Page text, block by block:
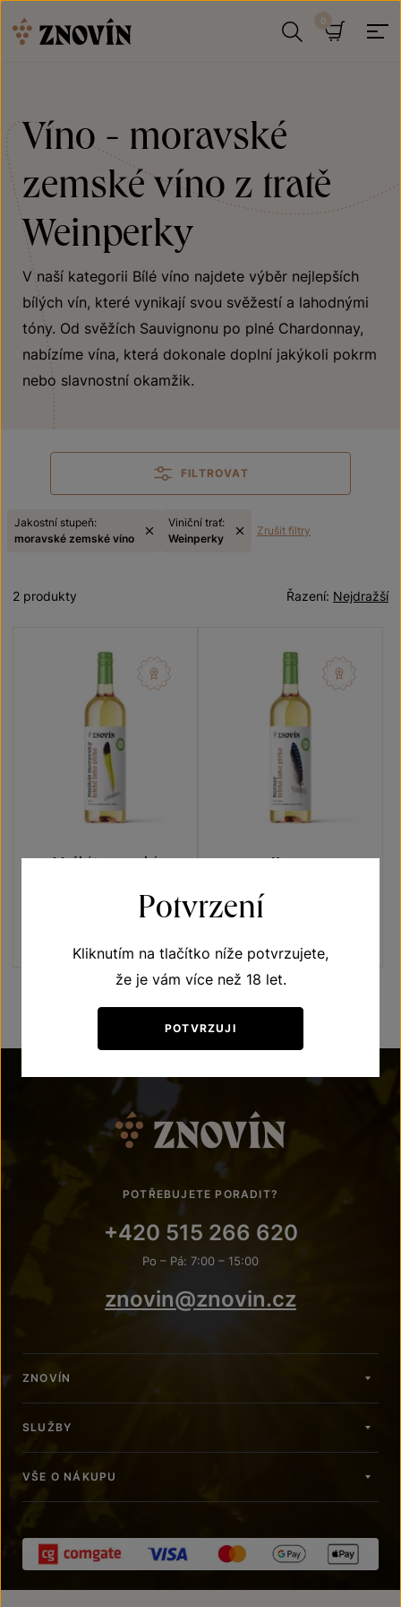
Víno - moravské
zemské víno z tratě
Weinperky
V naší kategorii Bílé víno najdete výběr nejlepších
bílých vín, které vynikají svou svěžestí a lahodnými
tóny. Od svěžích Sauvignonu po plné Chardonnay,
nabízíme vína, která dokonale doplní jakýkoli pokrm
nebo slavnostní okamžik.
FILTROVAT
Jakostní stupeň:
moravské zemské víno
Viniční trať:
Weinperky
Zrušit filtry
Nejdražší
Řazení:
2 produkty
Muškát moravský
moravské zemské víno 2025
130Kč
Kerner
moravské zemské víno 2025
130 Kč
POTŘEBUJETE PORADIT?
+420 515 266 620
Po – Pá: 7:00 – 15:00
znovin@znovin.cz
ZNOVÍN
SLUŽBY
VŠE O NÁKUPU
Potvrzení
Kliknutím na tlačítko níže potvrzujete,
že je vám více než 18 let.
POTVRZUJI